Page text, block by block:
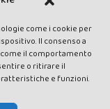
come i cookie per
Il consenso a
il comportamento
o ritirare il
e funzioni.
di Siena con